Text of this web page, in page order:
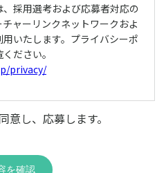
採用選考および応募者対応の
ャーリンクネットワークおよ
いたします。プライバシーポ
ださい。
privacy/
意し、応募します。
を確認